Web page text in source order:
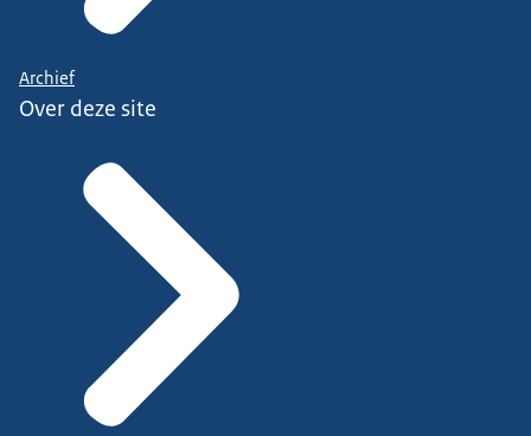
Archief
Over deze site